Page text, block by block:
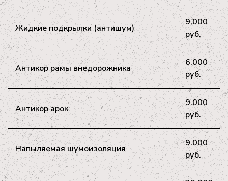
Жидкие подкрылки (антишум)
9.000
руб.
Антикор рамы внедорожника
6.000
руб.
Антикор арок
9.000
руб.
Напыляемая шумоизоляция
9.000
руб.